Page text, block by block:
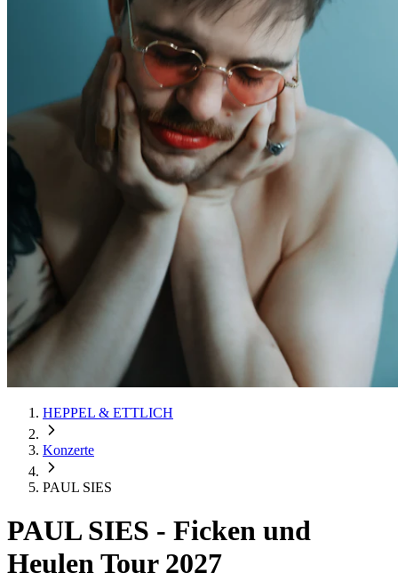
HEPPEL & ETTLICH
Konzerte
PAUL SIES
PAUL SIES - Ficken und
Heulen Tour 2027